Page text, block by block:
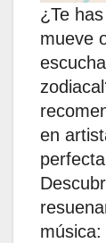
¿Te
mueve
en
música: